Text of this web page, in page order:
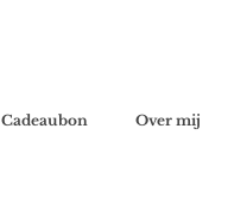
Cadeaubon Over mij